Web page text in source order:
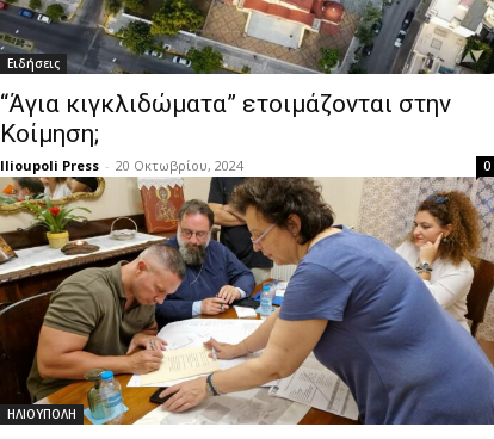
Ειδήσεις
“Άγια κιγκλιδώματα” ετοιμάζονται στην
Κοίμηση;
Ilioupoli Press - 20 Οκτωβρίου, 2024 0
ΗΛΙΟΥΠΟΛΗ